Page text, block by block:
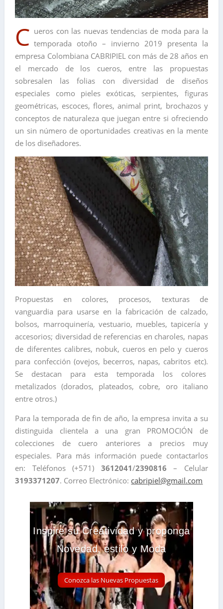
C ueros con las nuevas tendencias de moda para la
temporada otoño – invierno 2019 presenta la
empresa Colombiana CABRIPIEL con más de 28 años en
el mercado de los cueros, entre las propuestas
sobresalen las folias con diversidad de diseños
especiales como pieles exóticas, serpientes, figuras
geométricas, escoces, flores, animal print, brochazos y
conceptos de naturaleza que juegan entre si ofreciendo
un sin número de oportunidades creativas en la mente
de los diseñadores.
Propuestas en colores, procesos, texturas de
vanguardia para usarse en la fabricación de calzado,
bolsos, marroquinería, vestuario, muebles, tapicería y
accesorios; diversidad de referencias en charoles, napas
de diferentes calibres, nobuk, cueros en pelo y cueros
para confección (ovejos, becerros, napas, cabritos etc).
Se destacan para esta temporada los colores
metalizados (dorados, plateados, cobre, oro italiano
entre otros.)
Para la temporada de fin de año, la empresa invita a su
distinguida clientela a una gran PROMOCIÓN de
colecciones de cuero anteriores a precios muy
especiales. Para más información puede contactarlos
en: Teléfonos (+571) 3612041/2390816 – Celular
3193371207. Correo Electrónico: cabripiel@gmail.com
Inspire su Creatividad y proponga
Novedad, estilo y Moda
Conozca las Nuevas Propuestas